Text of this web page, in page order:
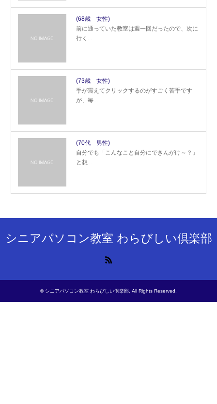
(68歳 女性)
前に通っていた教室は週一回だったので、次に
行く...
(73歳 女性)
手が震えてクリックするのがすごく苦手です
が、毎...
(70代 男性)
自分でも「こんなこと自分にできんがけ～？」
と想...
シニアパソコン教室 わらびしい倶楽部
© シニアパソコン教室 わらびしい倶楽部 . All Rights Reserved.